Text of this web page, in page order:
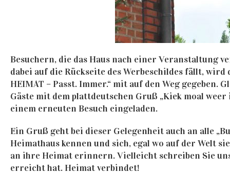
Besuchern, die das Haus nach einer Veranstaltung
dabei auf die Rückseite des Werbeschildes fällt, wird
HEIMAT – Passt. Immer.“ mit auf den Weg gegeben.
Gäste mit dem plattdeutschen Gruß „Kiek moal weer
einem erneuten Besuch eingeladen.
Ein Gruß geht bei dieser Gelegenheit auch an alle
Heimathaus kennen und sich, egal wo auf der Welt
an ihre Heimat erinnern. Vielleicht schreiben Sie
erreicht hat. Heimat verbindet!